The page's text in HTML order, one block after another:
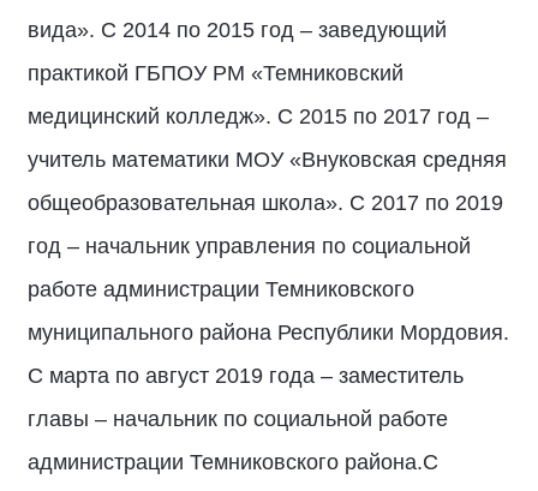
вида». С 2014 по 2015 год – заведующий
практикой ГБПОУ РМ «Темниковский
медицинский колледж». С 2015 по 2017 год –
учитель математики МОУ «Внуковская средняя
общеобразовательная школа». С 2017 по 2019
год – начальник управления по социальной
работе администрации Темниковского
муниципального района Республики Мордовия.
С марта по август 2019 года – заместитель
главы – начальник по социальной работе
администрации Темниковского района.С